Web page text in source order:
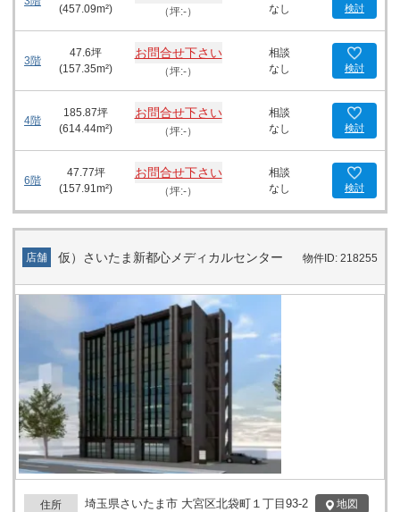
(457.09m²) （坪:-） なし 検討
3階
47.6坪
(157.35m²)
お問合せ下さい
（坪:-）
相談
なし
検討
4階
185.87坪
(614.44m²)
お問合せ下さい
（坪:-）
相談
なし
検討
6階
47.77坪
(157.91m²)
お問合せ下さい
（坪:-）
相談
なし
検討
店舗 仮）さいたま新都心メディカルセンター 物件ID: 218255
住所 埼玉県さいたま市 大宮区北袋町１丁目93-2 地図